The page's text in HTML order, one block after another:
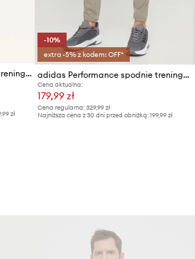
adidas Performance spodnie treningowe
zł
-10%
extra -5% z kodem: OFF*
adidas Performance spodnie treningowe D4T
Cena aktualna:
179,99 zł
Cena regularna: 329,99 zł
Najniższa cena z 30 dni przed obniżką: 199,99 zł